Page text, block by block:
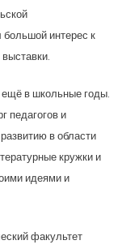
интерес к
в школьные годы.
педагогов и
в области
кружки и
идеями и
факультет